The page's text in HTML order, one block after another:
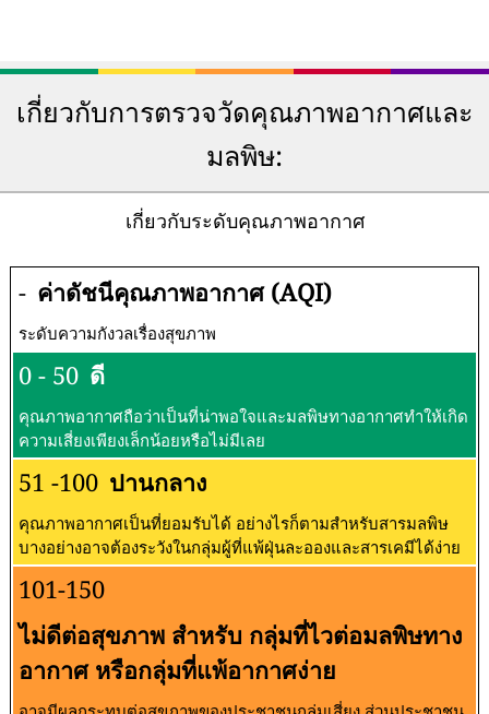
เกี่ยวกับการตรวจวัดคุณภาพอากาศและ
มลพิษ:
เกี่ยวกับระดับคุณภาพอากาศ
- ค่าดัชนีคุณภาพอากาศ (AQI)
ระดับความกังวลเรื่องสุขภาพ
0 - 50 ดี
คุณภาพอากาศถือว่าเป็นที่น่าพอใจและมลพิษทางอากาศทำให้เกิด
ความเสี่ยงเพียงเล็กน้อยหรือไม่มีเลย
51 -100 ปานกลาง
คุณภาพอากาศเป็นที่ยอมรับได้ อย่างไรก็ตามสำหรับสารมลพิษ
บางอย่างอาจต้องระวังในกลุ่มผู้ที่แพ้ฝุ่นละอองและสารเคมีได้ง่าย
101-150
ไม่ดีต่อสุขภาพ สำหรับ กลุ่มที่ไวต่อมลพิษทาง
อากาศ หรือกลุ่มที่แพ้อากาศง่าย